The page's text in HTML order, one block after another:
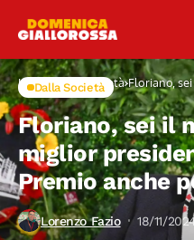
Home Dalla Società Floriano,
della serie
Dalla Società
Floriano, sei il
miglior
Premio anche
Lorenzo Fazio 18/11/